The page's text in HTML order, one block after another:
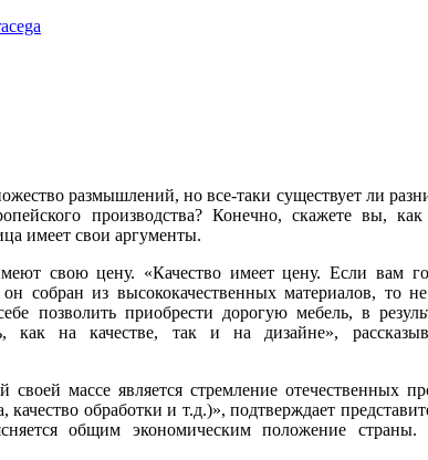
размышлений, но все-таки существует ли
производства? Конечно, скажете вы,
имеет свои аргументы.
свою цену. «Качество имеет цену. Если вам
собран из высококачественных материалов, то
позволить приобрести дорогую мебель, в
как на качестве, так и на дизайне»,
массе является стремление отечественных
обработки и т.д.)», подтверждает
общим экономическим положение страны.